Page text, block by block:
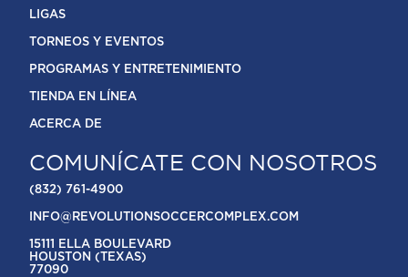
LIGAS
TORNEOS Y EVENTOS
PROGRAMAS Y ENTRETENIMIENTO
TIENDA EN LÍNEA
ACERCA DE
COMUNÍCATE CON NOSOTROS
(832) 761-4900
INFO@REVOLUTIONSOCCERCOMPLEX.COM
15111 ELLA BOULEVARD
HOUSTON (TEXAS)
77090